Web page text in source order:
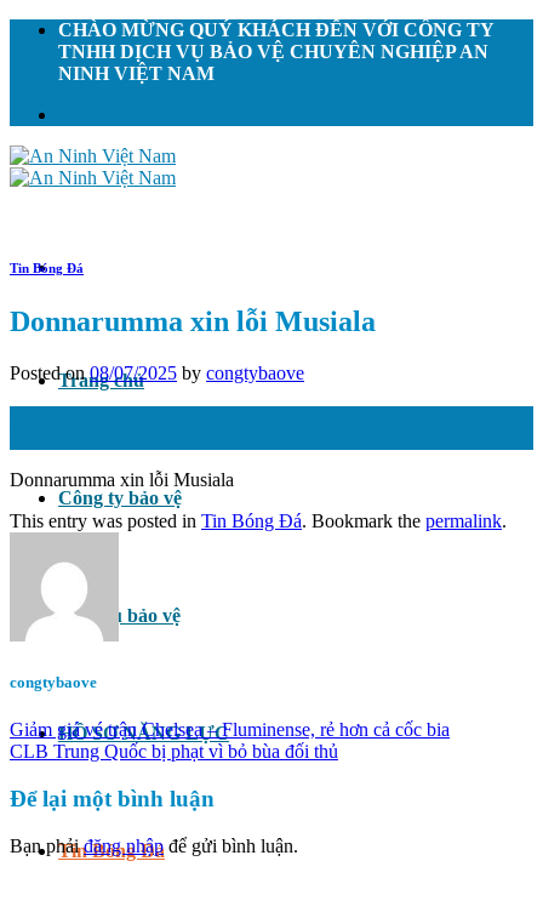
Skip
content
CHÀO MỪNG QUÝ KHÁCH ĐẾN VỚI CÔNG TY
TNHH DỊCH VỤ BẢO VỆ CHUYÊN NGHIỆP AN
NINH VIỆT NAM
Trang chủ
Công ty bảo vệ
Dịch vụ bảo vệ
HỒ SƠ NĂNG LỰC
Tin Bóng Đá
Tin Bóng Đá
Donnarumma xin lỗi Musiala
Posted on08/07/2025 by congtybaove
Donnarumma xin lỗi Musiala
This entry was posted in Tin Bóng Đá. Bookmark the permalink.
congtybaove
Giảm giá vé trận Chelsea – Fluminense, rẻ hơn cả cốc bia
CLB Trung Quốc bị phạt vì bỏ bùa đối thủ
Để lại một bình luận
Bạn phảiđăng nhập để gửi bình luận.